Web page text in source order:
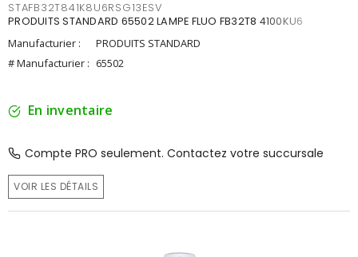
STAFB32T841K8U6RSG13ESV
PRODUITS STANDARD 65502 LAMPE FLUO FB32T8 4100KU6
Manufacturier :
PRODUITS STANDARD
# Manufacturier : 65502
En inventaire
Compte PRO seulement. Contactez votre succursale
VOIR LES DÉTAILS